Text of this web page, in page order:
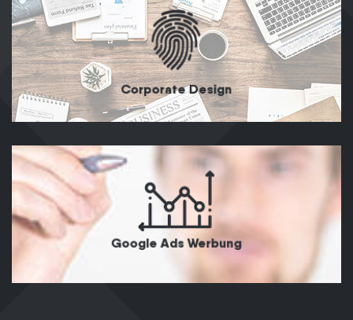
Corporate Design
Google Ads Werbung